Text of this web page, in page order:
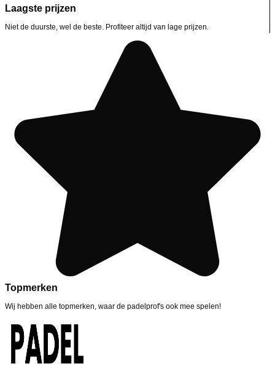
Laagste prijzen
Niet de duurste, wel de beste. Profiteer altijd van lage prijzen.
Topmerken
Wij hebben alle topmerken, waar de padelprof's ook mee spelen!